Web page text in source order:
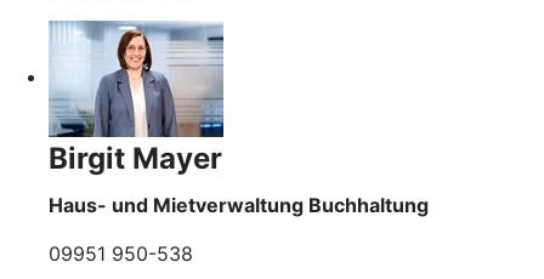
Birgit Mayer
Haus- und Mietverwaltung Buchhaltung
09951 950-538